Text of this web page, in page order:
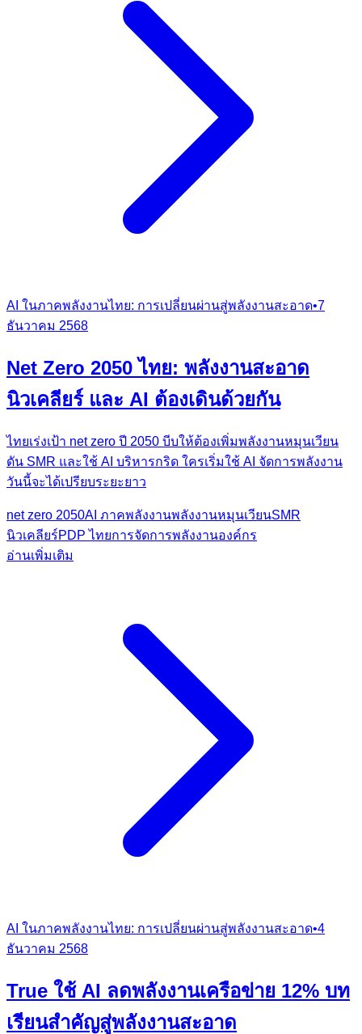
AI ในภาคพลังงานไทย: การเปลี่ยนผ่านสู่พลังงานสะอาด•7
ธันวาคม 2568
Net Zero 2050 ไทย: พลังงานสะอาด
นิวเคลียร์ และ AI ต้องเดินด้วยกัน
ไทยเร่งเป้า net zero ปี 2050 บีบให้ต้องเพิ่มพลังงานหมุนเวียน
ดัน SMR และใช้ AI บริหารกริด ใครเริ่มใช้ AI จัดการพลังงาน
วันนี้จะได้เปรียบระยะยาว
net zero 2050AI ภาคพลังงานพลังงานหมุนเวียนSMR
นิวเคลียร์PDP ไทยการจัดการพลังงานองค์กร
อ่านเพิ่มเติม
AI ในภาคพลังงานไทย: การเปลี่ยนผ่านสู่พลังงานสะอาด•4
ธันวาคม 2568
True ใช้ AI ลดพลังงานเครือข่าย 12% บท
เรียนสำคัญสู่พลังงานสะอาด